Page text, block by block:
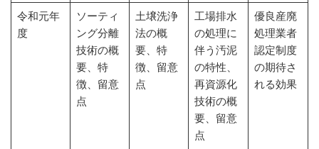
令和元年
度
ソーティ
ング分離
技術の概
要、特
徴、留意
点
土壌洗浄
法の概
要、特
徴、留意
点
工場排水
の処理に
伴う汚泥
の特性、
再資源化
技術の概
要、留意
点
優良産廃
処理業者
認定制度
の期待さ
れる効果